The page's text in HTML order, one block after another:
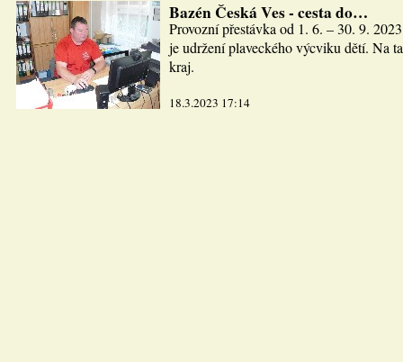
Bazén Česká Ves - cesta do…
Provozní přestávka od 1. 6. – 30. 9.
je udržení plaveckého výcviku dětí. Na
kraj.
18.3.2023 17:14